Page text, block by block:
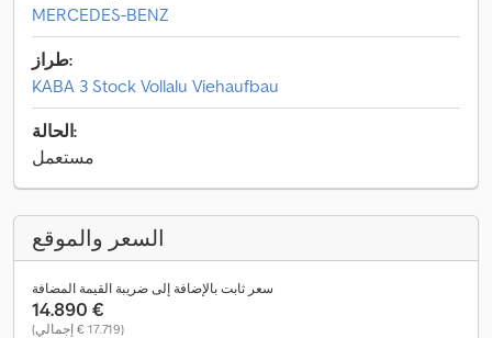
MERCEDES-BENZ
طراز:
KABA 3 Stock Vollalu Viehaufbau
الحالة:
مستعمل
السعر والموقع
سعر ثابت بالإضافة إلى ضريبة القيمة المضافة
‏14.890 €
(‏17.719 € إجمالي)